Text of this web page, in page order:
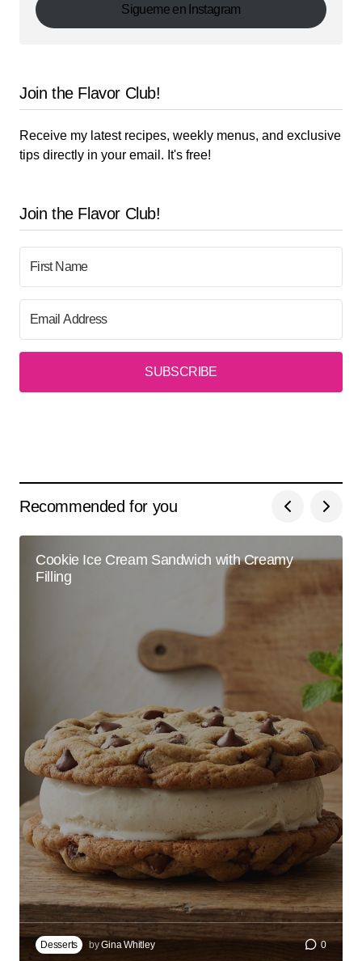
Sigueme en Instagram
Join the Flavor Club!
Receive my latest recipes, weekly menus, and exclusive
tips directly in your email. It's free!
Join the Flavor Club!
SUBSCRIBE
Recommended for you
Cookie Ice Cream Sandwich with Creamy
Filling
Desserts byGina Whitley 0